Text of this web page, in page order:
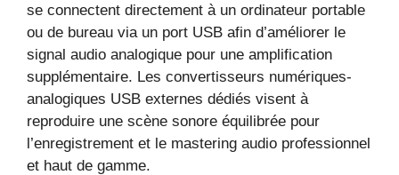
se connectent directement à un ordinateur portable
ou de bureau via un port USB afin d’améliorer le
signal audio analogique pour une amplification
supplémentaire. Les convertisseurs numériques-
analogiques USB externes dédiés visent à
reproduire une scène sonore équilibrée pour
l’enregistrement et le mastering audio professionnel
et haut de gamme.